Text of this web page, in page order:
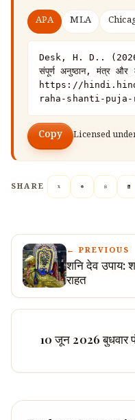
APA MLA
Desk, H. D..
संपूर्ण अनुष्ठान, मंत्र
https://
raha-shanti-
Copy Licensed
SHARE
← PREVIOUS
शनि देव उपाय:
राहत
10 जून 2026 बुधवार